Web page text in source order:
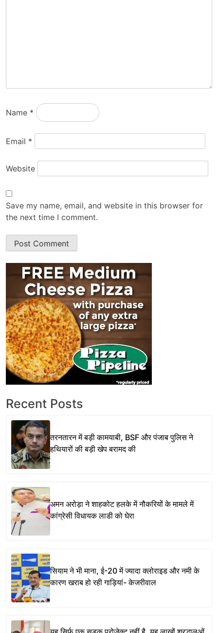
Name *
Email *
Website
Save my name, email, and website in this browser for
the next time I comment.
Recent Posts
तरनतारन में बड़ी कामयाबी, BSF और पंजाब पुलिस ने
हथियारों की बड़ी खेप बरामद की
अमन अरोड़ा ने शाहकोट हलके में नौकरियों के मामले में
कांग्रेसी विधायक लाडी को घेरा
सियाम ने भी माना, ई-20 में ज्यादा क्लोराइड और नमी के
कारण खराब हो रही गाड़ियां- केजरीवाल